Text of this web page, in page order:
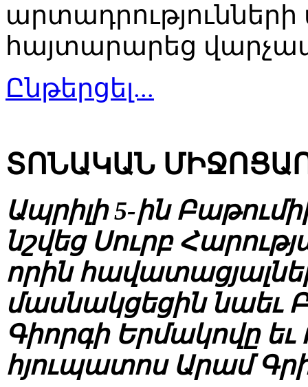
արտադրությունների
հայտարարեց
Ընթերցել...
ՏՈՆԱԿԱՆ
Ապրիլի 5-ին
նշվեց Սուրբ
որին
մասնակցեցին
Գիորգի Երմակովը
հյուպատոս Արամ